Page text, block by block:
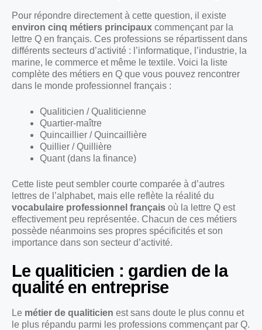
Pour répondre directement à cette question, il existe
environ cinq métiers principaux commençant par la
lettre Q en français. Ces professions se répartissent dans
différents secteurs d’activité : l’informatique, l’industrie, la
marine, le commerce et même le textile. Voici la liste
complète des métiers en Q que vous pouvez rencontrer
dans le monde professionnel français :
Qualiticien / Qualiticienne
Quartier-maître
Quincaillier / Quincaillière
Quillier / Quillière
Quant (dans la finance)
Cette liste peut sembler courte comparée à d’autres
lettres de l’alphabet, mais elle reflète la réalité du
vocabulaire professionnel français où la lettre Q est
effectivement peu représentée. Chacun de ces métiers
possède néanmoins ses propres spécificités et son
importance dans son secteur d’activité.
Le qualiticien : gardien de la
qualité en entreprise
Le métier de qualiticien est sans doute le plus connu et
le plus répandu parmi les professions commençant par Q.